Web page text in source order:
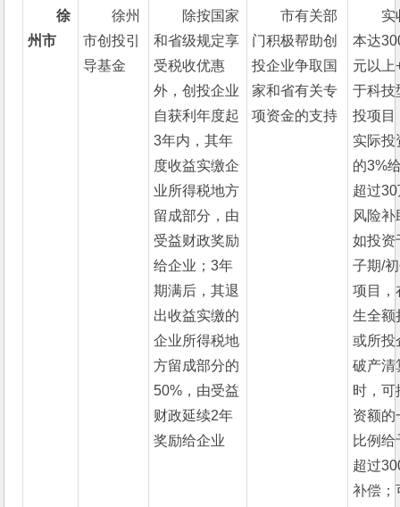
徐
州市
徐州
市创投引
导基金
除按国家
和省级规定享
受税收优惠
外，创投企业
自获利年度起
3年内，其年
度收益实缴企
业所得税地方
留成部分，由
受益财政奖励
给企业；3年
期满后，其退
出收益实缴的
企业所得税地
方留成部分的
50%，由受益
财政延续2年
奖励给企业
市有关部
门积极帮助创
投企业争取国
家和省有关专
项资金的支持
实
本达
元以上
于科技
投项目
实际投
的3%
超过
风险补
如投资
子期/
项目，
生全额
或所投
破产清
时，可
资额的
比例给
超过
补偿；